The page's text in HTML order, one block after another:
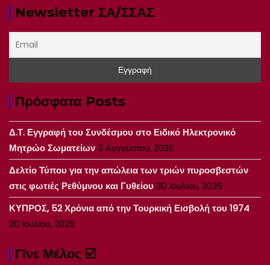
Newsletter ΣΑ/ΣΣΑΣ
Πρόσφατα Posts
Δ.Τ. Εγγραφή του Συνδέσμου στο Ειδικό Ηλεκτρονικό
Μητρώο Σωματείων3 Αυγούστου, 2026
Δελτίο Τύπου για την απώλεια των τριών πυροσβεστών
στις φωτιές Ρεθύμνου και Γυθείου 30 Ιουλίου, 2026
ΚΥΠΡΟΣ, 52 Χρόνια από την Τουρκική Εισβολή του 1974
20 Ιουλίου, 2026
Γίνε Μέλος ☑️